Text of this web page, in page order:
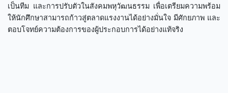
เป็นทีม และการปรับตัวในสังคมพหุวัฒนธรรม เพื่อเตรียมความพร้อม
ให้นักศึกษาสามารถก้าวสู่ตลาดแรงงานได้อย่างมั่นใจ มีศักยภาพ และ
ตอบโจทย์ความต้องการของผู้ประกอบการได้อย่างแท้จริง